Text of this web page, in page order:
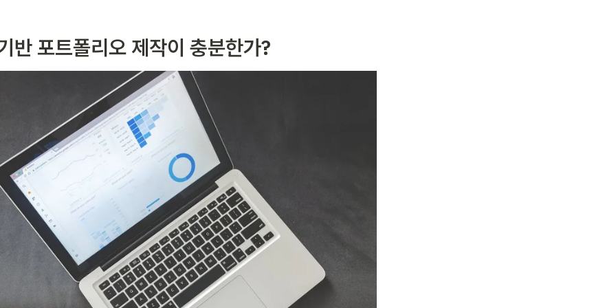
반 포트폴리오 제작이 충분한가?